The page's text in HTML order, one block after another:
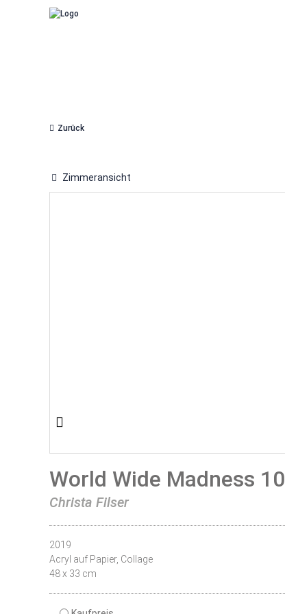
Zurück
Zimmeransicht
World Wide Madness 10
Christa Filser
2019
Acryl auf Papier, Collage
48 x 33 cm